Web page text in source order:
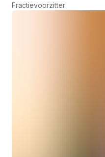
Fractievoorzitter